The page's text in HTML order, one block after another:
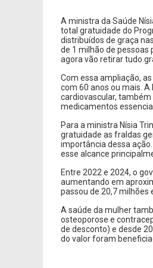
A ministra da Saúde
total gratuidade do
distribuídos de graça
de 1 milhão de pessoas
agora vão retirar tudo
Com essa ampliação,
com 60 anos ou mais.
cardiovascular,
medicamentos
Para a ministra Nísia
gratuidade as fraldas
importância dessa
esse alcance
Entre 2022 e 2024, o
aumentando em
passou de 20,7 milhões
A saúde da mulher
osteoporose e
de desconto) e desde
do valor foram